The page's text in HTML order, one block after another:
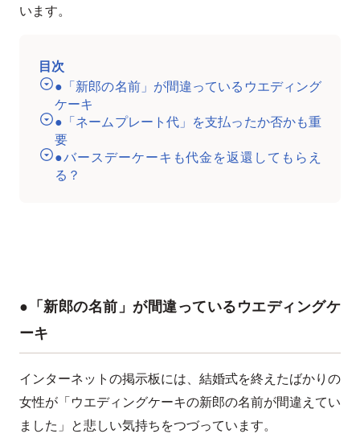
います。
目次
●「新郎の名前」が間違っているウエディング
ケーキ
●「ネームプレート代」を支払ったか否かも重
要
●バースデーケーキも代金を返還してもらえ
る？
●「新郎の名前」が間違っているウエディングケ
ーキ
インターネットの掲示板には、結婚式を終えたばかりの
女性が「ウエディングケーキの新郎の名前が間違えてい
ました」と悲しい気持ちをつづっています。